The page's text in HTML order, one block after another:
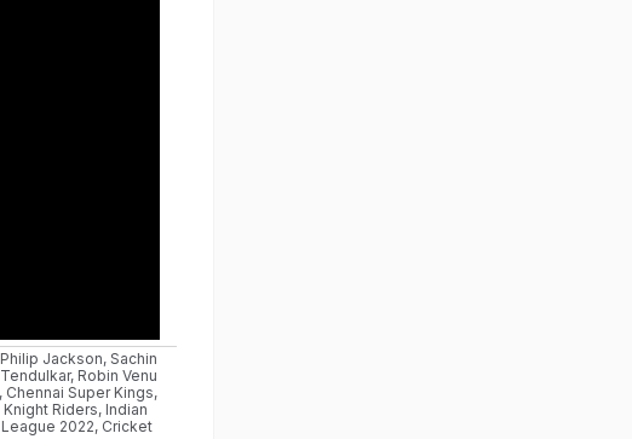
Jackson, Sachin
, Robin Venu
, Chennai Super Kings,
Knight Riders, Indian
2022, Cricket